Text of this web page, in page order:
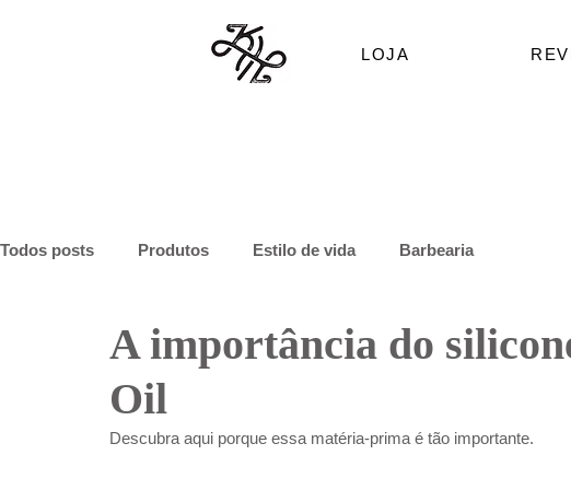
LOJA
Todos posts Produtos Estilo de vida Barbearia
A importância do
Oil
Descubra aqui porque essa matéria-prima é tão importante.